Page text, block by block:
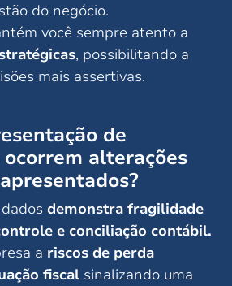
do negócio.
você sempre atento a
, possibilitando a
mais assertivas.
de
alterações
demonstra fragilidade
e conciliação contábil.
a riscos de perda
fiscal sinalizando uma